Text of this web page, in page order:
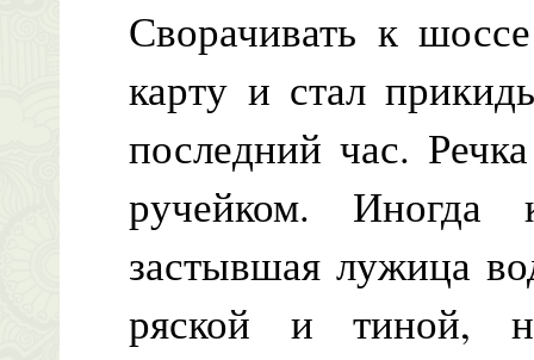
Сворачивать к
карту и стал
последний час.
ручейком. Иногда
застывшая лужица
ряской и тиной,